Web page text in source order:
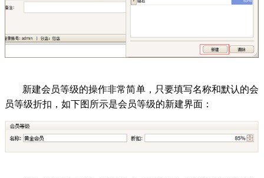
新建会员等级的操作非常简单，只要填写名称和默认的会
员等级折扣，如下图所示是会员等级的新建界面：